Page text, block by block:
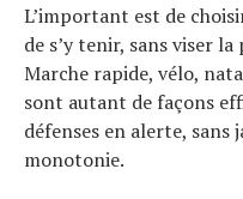
L’important est de
de s’y tenir, sans viser
Marche rapide, vélo,
sont autant de façons
défenses en alerte, sans
monotonie.